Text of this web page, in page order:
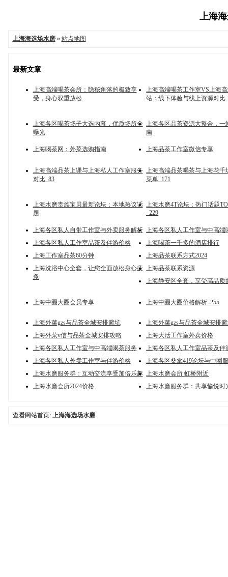
上海
上海海选场水磨» 站点地图
最新文章
上海高端喝茶会所：隐秘角落的极致享
受，身心双重放松
上海高端喝茶工作室VS上海
站：线下体验与线上资源对比
上海各区喝茶场子大选内幕，优质场所全
曝光
上海各区品茶资源大整合，一
南
上海喝茶网：外菜选购指南 上海品茶工作室微信专享
上海高端品茶上课与上海私人工作室服务
对比_83
上海高端品茶喝茶与上海花千
菜单_171
上海水磨贵族宝贝最新论坛：本地热议话
题
上海水磨4T论坛：热门话题
_229
上海各区私人自带工作室与外卖服务解析 上海各区私人工作室与中高端
上海各区私人工作室品茶及伴游价格
上海喝茶一千多的酒店排行
上海工作室品茶60分钟
上海品茶联系方式2024
上海洗浴中心全套，让您全面放松身心疲
惫
上海品茶联系资源
上海静安区全套，享受高品质
上海中圈大圈会员专享 上海中圈大圈价格解析_255
上海外菜gzs与品茶全城安排避坑
上海外菜gzs与品茶全城安排
上海外菜v信与品茶全城安排攻略
上海大活工作室外卖价格
上海各区私人工作室与中高端喝茶服务
上海各区私人工作室品茶及伴
上海各区私人外卖工作室与伴游价格
上海各区桑拿419论坛与中圈
上海水磨服务群：互动交流享受加倍乐趣 上海水磨会所 虹桥附近
上海水磨会所2024价格
上海水磨服务群：共享愉悦时
查看网站首页: 上海海选场水磨